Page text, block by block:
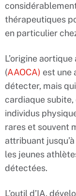
thérapeutiques
en particulier
L’origine
(AAOCA) est une
détecter, mais
cardiaque
individus
rares et souvent
attribuant
les jeunes
détectées.
L’outil d’IA,